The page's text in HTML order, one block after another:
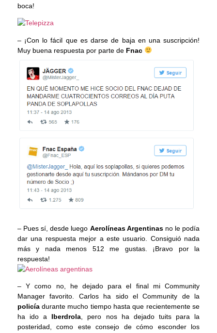
boca!
– ¡Con lo fácil que es darse de baja en una suscripción!
Muy buena respuesta por parte de Fnac
– Pues sí, desde luego Aerolíneas Argentinasno le podía
dar una respuesta mejor a este usuario. Consiguió nada
más y nada menos 512 me gustas. ¡Bravo por la
respuesta!
– Y como no, he dejado para el final mi Community
Manager favorito. Carlos ha sido el Community de la
policíadurante mucho tiempo hasta que recientemente se
ha ido a Iberdrola , pero nos ha dejado tuits para la
posteridad, como este consejo de cómo esconder los